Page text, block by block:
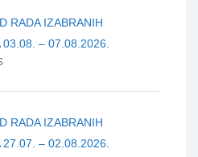
RADA IZABRANIH
03.08. – 07.08.2026.
RADA IZABRANIH
27.07. – 02.08.2026.